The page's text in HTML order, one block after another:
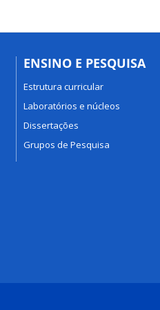
ENSINO E PESQUISA
Estrutura curricular
Laboratórios e núcleos
Dissertações
Grupos de Pesquisa